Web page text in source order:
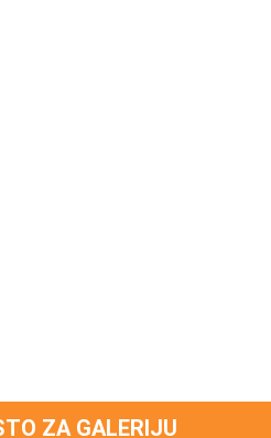
ZA GALERIJU